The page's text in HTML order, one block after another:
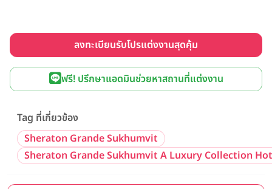
ลงทะเบียนรับโปรแต่งงานสุดคุ้ม
ฟรี! ปรึกษาแอดมินช่วยหาสถานที่แต่งงาน
Tag ที่เกี่ยวข้อง
Sheraton Grande Sukhumvit
Sheraton Grande Sukhumvit A Luxury Collection